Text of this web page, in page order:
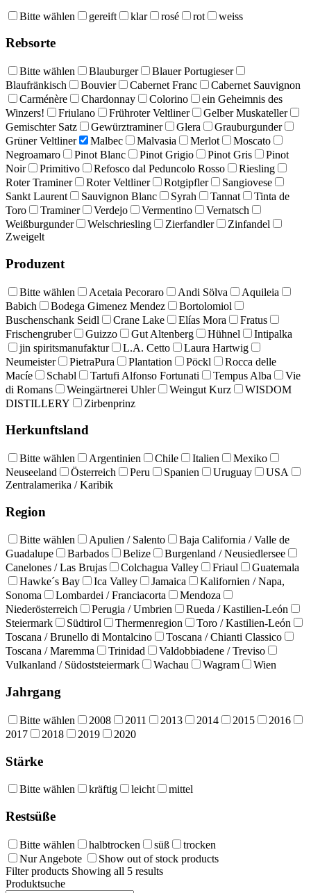
Bitte wählen gereift klar rosé rot weiss
Rebsorte
Bitte wählen Blauburger
Blauer Portugieser
Blaufränkisch
Bouvier Cabernet Franc
Cabernet Sauvignon
Carménère
Chardonnay Colorino
ein Geheimnis des
Winzers!
Friulano Frühroter Veltliner
Gelber Muskateller
Gemischter Satz
Gewürztraminer Glera
Grauburgunder
Grüner Veltliner
Malbec Malvasia Merlot
Moscato
Negroamaro
Pinot Blanc Pinot Grigio Pinot Gris
Pinot
Noir
Primitivo Refosco dal Peduncolo Rosso
Riesling
Roter Traminer
Roter Veltliner Rotgipfler
Sangiovese
Sankt Laurent
Sauvignon Blanc Syrah Tannat
Tinta de
Toro
Traminer Verdejo Vermentino
Vernatsch
Weißburgunder
Welschriesling Zierfandler
Zinfandel
Zweigelt
Produzent
Bitte wählen Acetaia Pecoraro Andi Sölva
Aquileia
Babich
Bodega Gimenez Mendez
Bortolomiol
Buschenschank Seidl
Crane Lake Elías Mora
Fratus
Frischengruber
Guizzo Gut Altenberg Hühnel
Intipalka
jin spiritsmanufaktur
L.A. Cetto
Laura Hartwig
Neumeister
PietraPura Plantation Pöckl
Rocca delle
Macíe
Schabl Tartufi Alfonso Fortunati Tempus Alba
Vie
di Romans
Weingärtnerei Uhler Weingut Kurz
WISDOM
DISTILLERY
Zirbenprinz
Herkunftsland
Bitte wählen Argentinien Chile Italien
Mexiko
Neuseeland
Österreich Peru Spanien Uruguay
USA
Zentralamerika / Karibik
Region
Bitte wählen Apulien / Salento
Baja California / Valle de
Guadalupe
Barbados Belize
Burgenland / Neusiedlersee
Canelones / Las Brujas
Colchagua Valley Friaul
Guatemala
Hawke´s Bay
Ica Valley Jamaica
Kalifornien / Napa,
Sonoma
Lombardei / Franciacorta
Mendoza
Niederösterreich
Perugia / Umbrien
Rueda / Kastilien-León
Steiermark
Südtirol Thermenregion
Toro / Kastilien-León
Toscana / Brunello di Montalcino
Toscana / Chianti Classico
Toscana / Maremma
Trinidad
Valdobbiadene / Treviso
Vulkanland / Südoststeiermark
Wachau Wagram Wien
Jahrgang
Bitte wählen 2008 2011 2013 2014 2015
2016
2017
2018 2019 2020
Stärke
Bitte wählen kräftig leicht mittel
Restsüße
Bitte wählen halbtrocken süß
trocken
Nur Angebote
Show out of stock products
Filter products Showing all 5 results
Produktsuche